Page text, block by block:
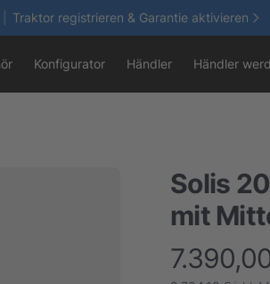
Traktor registrieren & Garantie aktivieren
Konfigurator Händler Händler
Solis
mit
finalProduct